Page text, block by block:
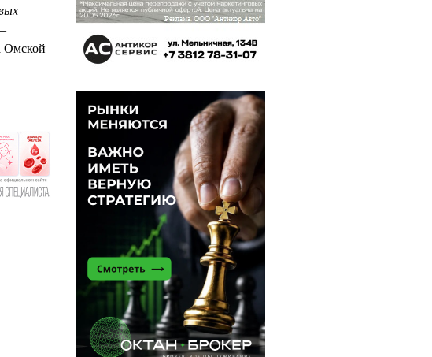
Омской